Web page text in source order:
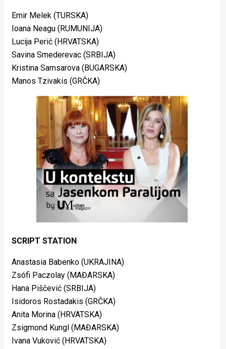
Emir Melek (TURSKA)
Ioana Neagu (RUMUNIJA)
Lucija Perić (HRVATSKA)
Savina Smederevac (SRBIJA)
Kristina Samsarova (BUGARSKA)
Manos Tzivakis (GRČKA)
SCRIPT STATION
Anastasia Babenko (UKRAJINA)
Zsófi Paczolay (MAĐARSKA)
Hana Piščević (SRBIJA)
Isidoros Rostadakis (GRČKA)
Anita Morina (HRVATSKA)
Zsigmond Kungl (MAĐARSKA)
Ivana Vuković (HRVATSKA)